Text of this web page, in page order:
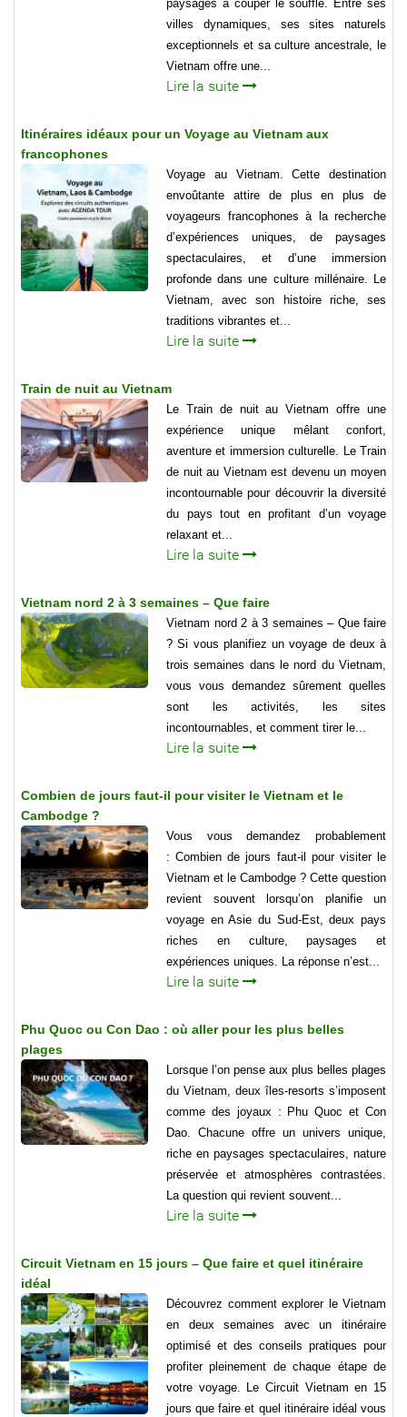
paysages à couper le souffle. Entre ses
villes dynamiques, ses sites naturels
exceptionnels et sa culture ancestrale, le
Vietnam offre une...
Lire la suite
Itinéraires idéaux pour un Voyage au Vietnam aux
francophones
Voyage au Vietnam. Cette destination
envoûtante attire de plus en plus de
voyageurs francophones à la recherche
d’expériences uniques, de paysages
spectaculaires, et d’une immersion
profonde dans une culture millénaire. Le
Vietnam, avec son histoire riche, ses
traditions vibrantes et...
Lire la suite
Train de nuit au Vietnam
Le Train de nuit au Vietnam offre une
expérience unique mêlant confort,
aventure et immersion culturelle. Le Train
de nuit au Vietnam est devenu un moyen
incontournable pour découvrir la diversité
du pays tout en profitant d’un voyage
relaxant et...
Lire la suite
Vietnam nord 2 à 3 semaines – Que faire
Vietnam nord 2 à 3 semaines – Que faire
? Si vous planifiez un voyage de deux à
trois semaines dans le nord du Vietnam,
vous vous demandez sûrement quelles
sont les activités, les sites
incontournables, et comment tirer le...
Lire la suite
Combien de jours faut-il pour visiter le Vietnam et le
Cambodge ?
Vous vous demandez probablement
: Combien de jours faut-il pour visiter le
Vietnam et le Cambodge ? Cette question
revient souvent lorsqu’on planifie un
voyage en Asie du Sud-Est, deux pays
riches en culture, paysages et
expériences uniques. La réponse n’est...
Lire la suite
Phu Quoc ou Con Dao : où aller pour les plus belles
plages
Lorsque l’on pense aux plus belles plages
du Vietnam, deux îles-resorts s’imposent
comme des joyaux : Phu Quoc et Con
Dao. Chacune offre un univers unique,
riche en paysages spectaculaires, nature
préservée et atmosphères contrastées.
La question qui revient souvent...
Lire la suite
Circuit Vietnam en 15 jours – Que faire et quel itinéraire
idéal
Découvrez comment explorer le Vietnam
en deux semaines avec un itinéraire
optimisé et des conseils pratiques pour
profiter pleinement de chaque étape de
votre voyage. Le Circuit Vietnam en 15
jours que faire et quel itinéraire idéal vous